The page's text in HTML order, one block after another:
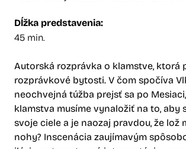
Dĺžka predstavenia:
45 min.
Autorská rozprávka o klamstve, ktorá
rozprávkové bytosti. V čom spočíva
neochvejná túžba prejsť sa po
klamstva musíme vynaložiť na to, aby
svoje ciele a je naozaj pravdou, že lož
nohy? Inscenácia zaujímavým